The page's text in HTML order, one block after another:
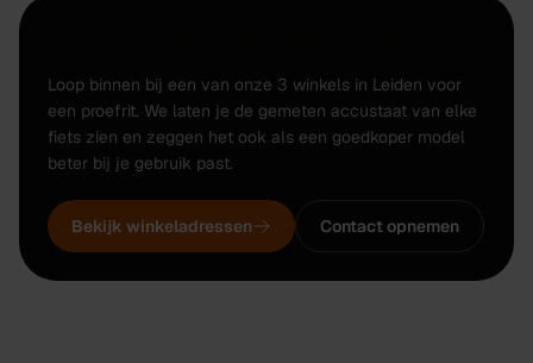
Loop binnen bij een van onze 3 winkels in Leiden voor
een proefrit. We laten je de gemeten accustaat van elke
fiets zien en zeggen het ook als een goedkoper model
beter bij je gebruik past.
Bekijk winkeladressen Contact opnemen